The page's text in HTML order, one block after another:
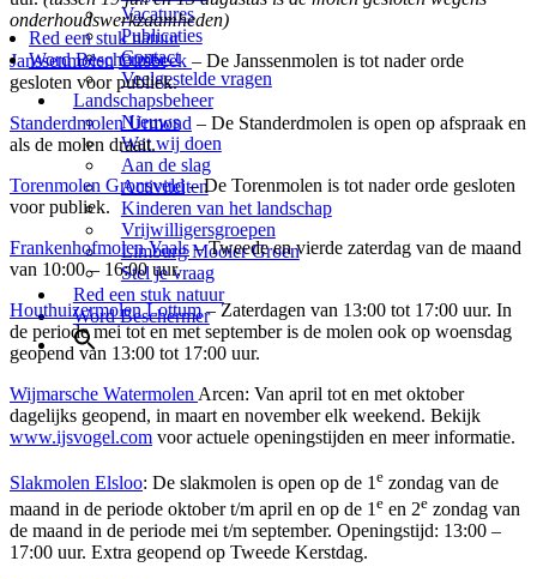
Red een stuk natuur
Word Beschermer
Vacatures
Publicaties
Contact
Veelgestelde vragen
Landschapsbeheer
Nieuws
Wat wij doen
Aan de slag
Activiteiten
Kinderen van het landschap
Vrijwilligersgroepen
Limburg Mooier Groen
Stel je vraag
Red een stuk natuur
Word Beschermer
onderhoudswerkzaamheden)
Janssenmolen Oirsbeek – De Janssenmolen is tot nader orde
gesloten voor publiek.
Standerdmolen Urmond – De Standerdmolen is open op afspraak en
als de molen draait.
Torenmolen Gronsveld– De Torenmolen is tot nader orde gesloten
voor publiek.
Frankenhofmolen Vaals– Tweede en vierde zaterdag van de maand
van 10:00 – 16:00 uur.
Houthuizermolen Lottum– Zaterdagen van 13:00 tot 17:00 uur. In
de periode mei tot en met september is de molen ook op woensdag
geopend van 13:00 tot 17:00 uur.
Wijmarsche Watermolen Arcen: Van april tot en met oktober
dagelijks geopend, in maart en november elk weekend. Bekijk
www.ijsvogel.com voor actuele openingstijden en meer informatie.
Slakmolen Elsloo: De slakmolen is open op de 1 e zondag van de
maand in de periode oktober t/m april en op de 1e en 2e zondag van
de maand in de periode mei t/m september. Openingstijd: 13:00 –
17:00 uur. Extra geopend op Tweede Kerstdag.